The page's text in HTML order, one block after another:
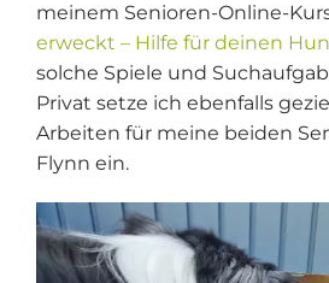
meinem Senioren-Online-
erweckt – Hilfe für deinen
solche Spiele und
Privat setze ich ebenfalls
Arbeiten für meine beiden
Flynn ein.